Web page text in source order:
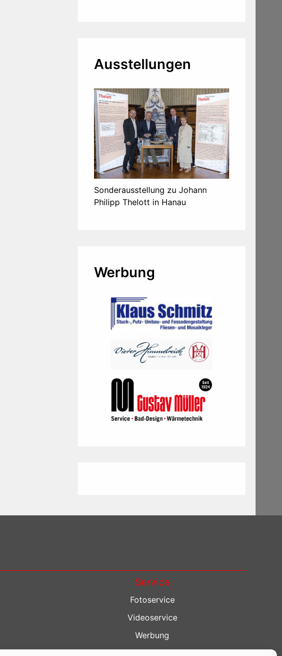
Ausstellungen
Sonderausstellung zu Johann
Philipp Thelott in Hanau
Werbung
Service
Fotoservice
Videoservice
Werbung